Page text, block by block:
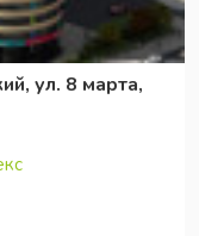
ул. 8 марта,